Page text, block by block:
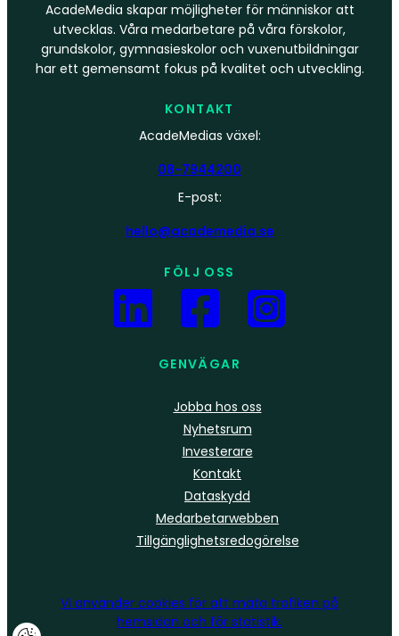
AcadeMedia skapar möjligheter för människor att
utvecklas. Våra medarbetare på våra förskolor,
grundskolor, gymnasieskolor och vuxenutbildningar
har ett gemensamt fokus på kvalitet och utveckling.
KONTAKT
AcadeMedias växel:
08-7944200
E-post:
hello@academedia.se
FÖLJ OSS
GENVÄGAR
Jobba hos oss
Nyhetsrum
Investerare
Kontakt
Dataskydd
Medarbetarwebben
Tillgänglighetsredogörelse
Vi använder cookies för att mäta trafiken på
hemsidan och för statistik.